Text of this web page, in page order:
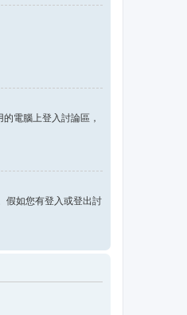
電腦上登入討論區，
假如您有登入或登出討